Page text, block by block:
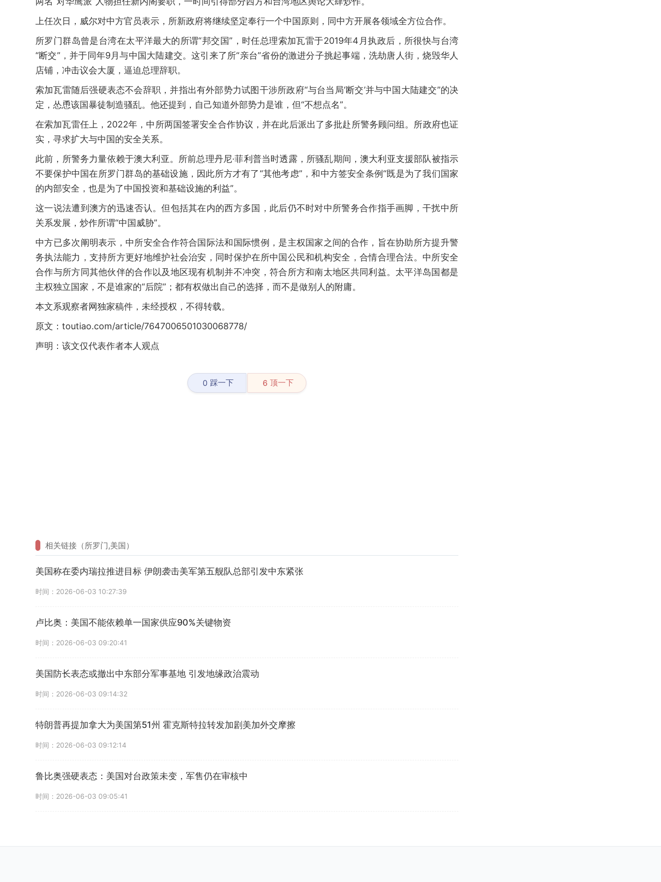
上任次日，威尔对中方官员表示，所新政府将继续坚定奉行一个中国原则，同中方开展各领域全方位合作。
所罗门群岛曾是台湾在太平洋最大的所谓“邦交国”，时任总理索加瓦雷于2019年4月执政后，所很快与台湾
“断交”，并于同年9月与中国大陆建交。这引来了所“亲台”省份的激进分子挑起事端，洗劫唐人街，烧毁华人
店铺，冲击议会大厦，逼迫总理辞职。
索加瓦雷随后强硬表态不会辞职，并指出有外部势力试图干涉所政府“与台当局‘断交’并与中国大陆建交”的决
定，怂恿该国暴徒制造骚乱。他还提到，自己知道外部势力是谁，但“不想点名”。
在索加瓦雷任上，2022年，中所两国签署安全合作协议，并在此后派出了多批赴所警务顾问组。所政府也证
实，寻求扩大与中国的安全关系。
此前，所警务力量依赖于澳大利亚。所前总理丹尼·菲利普当时透露，所骚乱期间，澳大利亚支援部队被指示
不要保护中国在所罗门群岛的基础设施，因此所方才有了“其他考虑”，和中方签安全条例“既是为了我们国家
的内部安全，也是为了中国投资和基础设施的利益”。
这一说法遭到澳方的迅速否认。但包括其在内的西方多国，此后仍不时对中所警务合作指手画脚，干扰中所
关系发展，炒作所谓“中国威胁”。
中方已多次阐明表示，中所安全合作符合国际法和国际惯例，是主权国家之间的合作，旨在协助所方提升警
务执法能力，支持所方更好地维护社会治安，同时保护在所中国公民和机构安全，合情合理合法。中所安全
合作与所方同其他伙伴的合作以及地区现有机制并不冲突，符合所方和南太地区共同利益。太平洋岛国都是
主权独立国家，不是谁家的“后院”；都有权做出自己的选择，而不是做别人的附庸。
本文系观察者网独家稿件，未经授权，不得转载。
原文：toutiao.com/article/7647006501030068778/
声明：该文仅代表作者本人观点
0 踩一下 6 顶一下
相关链接（所罗门,美国）
美国称在委内瑞拉推进目标 伊朗袭击美军第五舰队总部引发中东紧张
时间：2026-06-03 10:27:39
卢比奥：美国不能依赖单一国家供应90%关键物资
时间：2026-06-03 09:20:41
美国防长表态或撤出中东部分军事基地 引发地缘政治震动
时间：2026-06-03 09:14:32
特朗普再提加拿大为美国第51州 霍克斯特拉转发加剧美加外交摩擦
时间：2026-06-03 09:12:14
鲁比奥强硬表态：美国对台政策未变，军售仍在审核中
时间：2026-06-03 09:05:41